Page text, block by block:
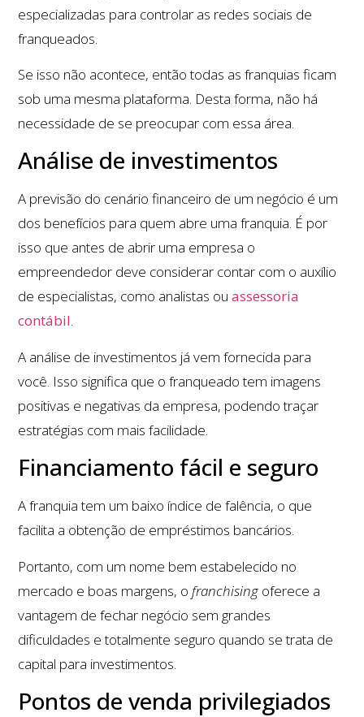
especializadas para controlar as redes sociais de
franqueados.
Se isso não acontece, então todas as franquias ficam
sob uma mesma plataforma. Desta forma, não há
necessidade de se preocupar com essa área.
Análise de investimentos
A previsão do cenário financeiro de um negócio é um
dos benefícios para quem abre uma franquia. É por
isso que antes de abrir uma empresa o
empreendedor deve considerar contar com o auxílio
de especialistas, como analistas ouassessoria
contábil.
A análise de investimentos já vem fornecida para
você. Isso significa que o franqueado tem imagens
positivas e negativas da empresa, podendo traçar
estratégias com mais facilidade.
Financiamento fácil e seguro
A franquia tem um baixo índice de falência, o que
facilita a obtenção de empréstimos bancários.
Portanto, com um nome bem estabelecido no
mercado e boas margens, o franchising oferece a
vantagem de fechar negócio sem grandes
dificuldades e totalmente seguro quando se trata de
capital para investimentos.
Pontos de venda privilegiados